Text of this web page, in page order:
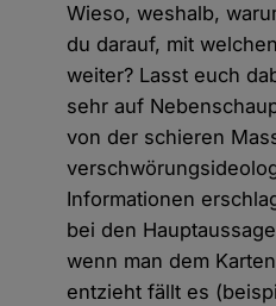
Wieso, weshalb,
du darauf, mit
weiter? Lasst euch
sehr auf
von der schieren
Informationen
bei den
wenn man dem
entzieht fällt es